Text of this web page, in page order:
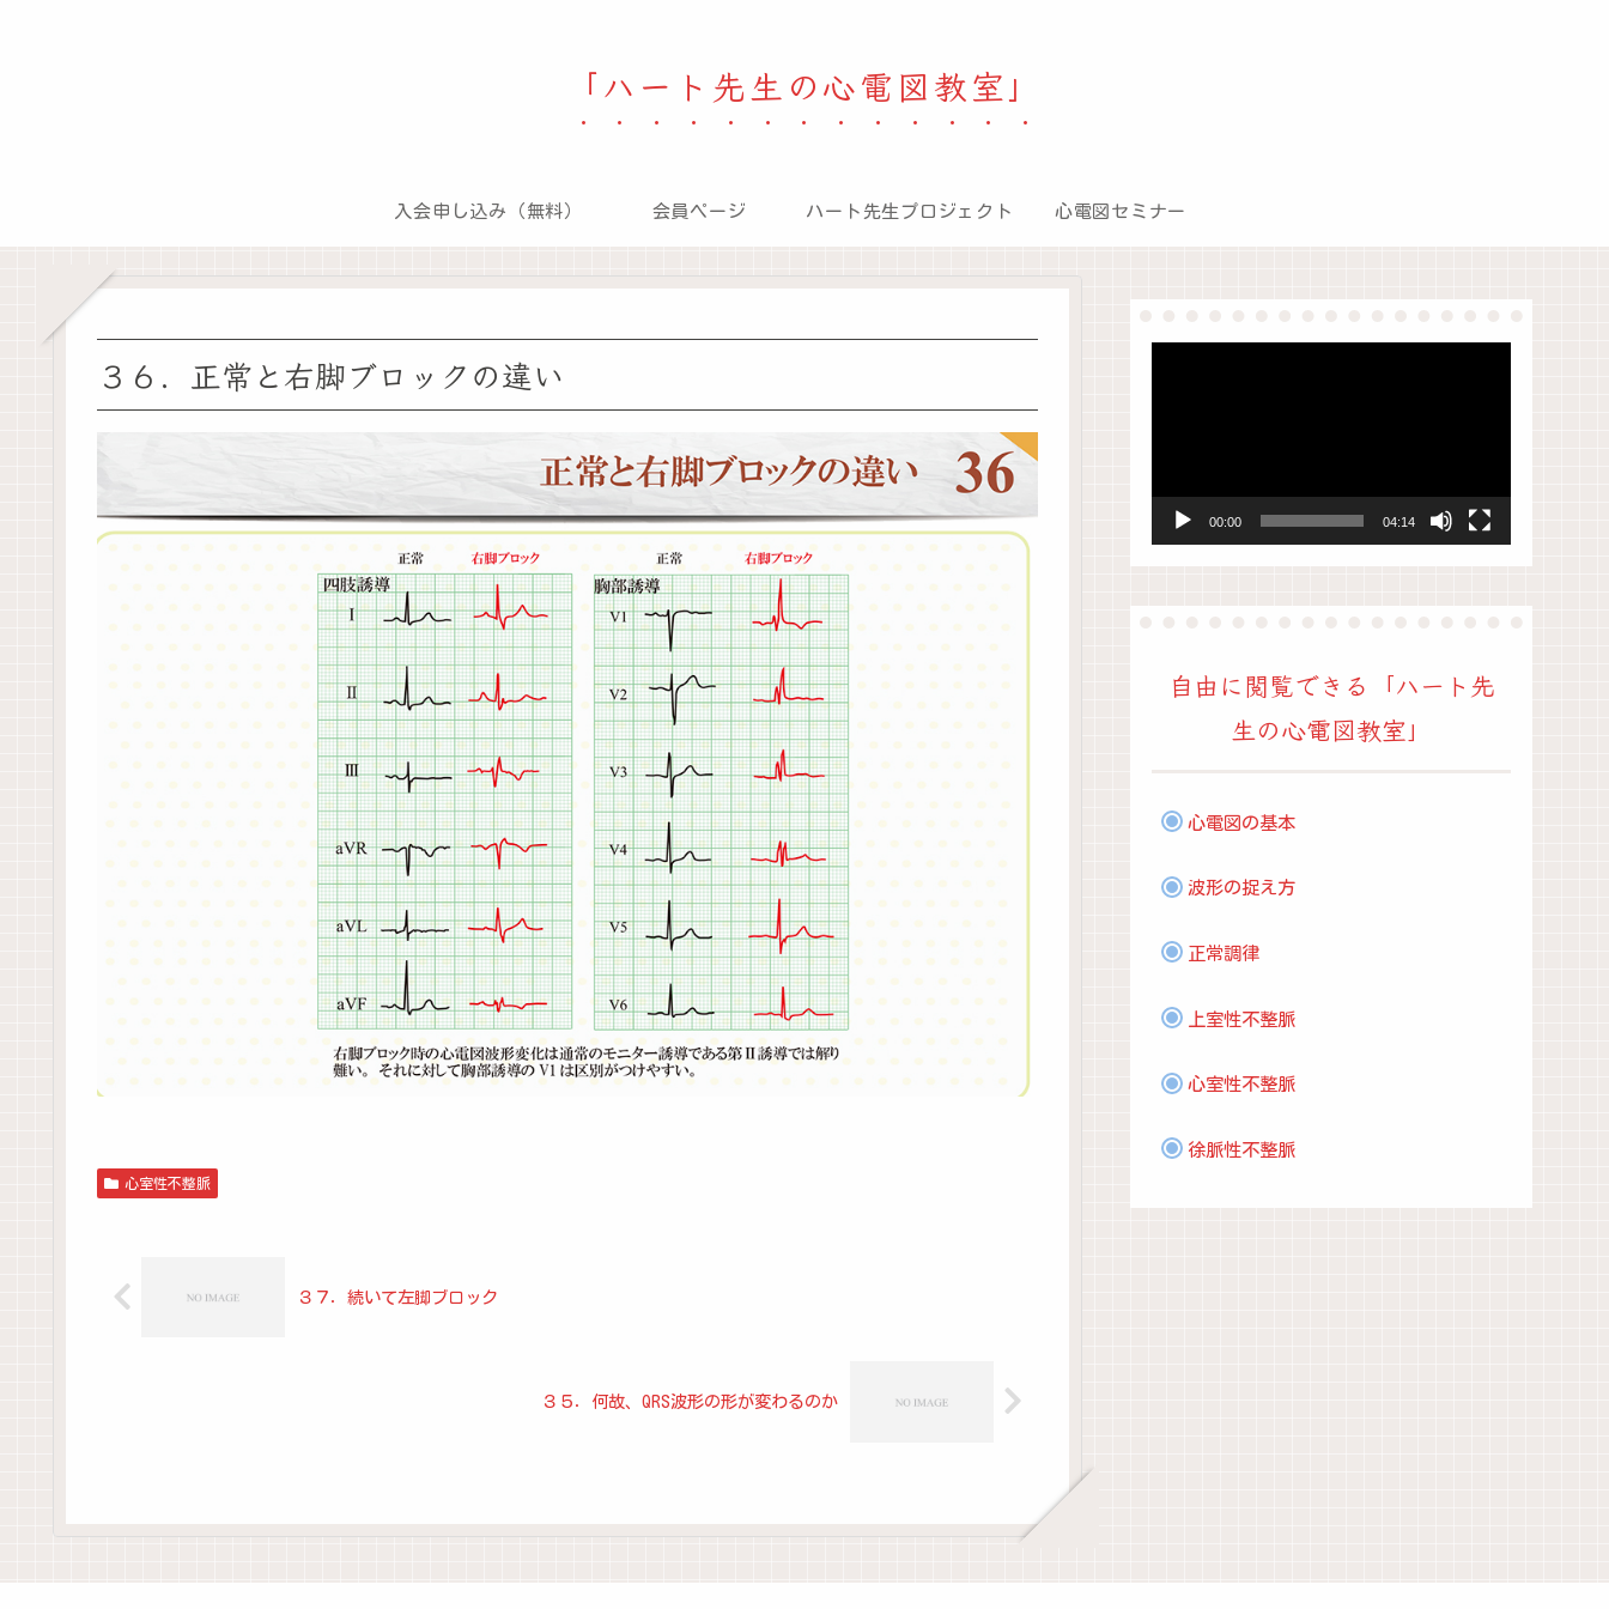
「ハート先生の心電図教室」
入会申し込み（無料） 会員ページ ハート先生プロジェクト 心電図セミナー
３６．正常と右脚ブロックの違い
心室性不整脈
３７．続いて左脚ブロック
３５．何故、QRS波形の形が変わるのか
00:00 04:14
自由に閲覧できる「ハート先
生の心電図教室」
心電図の基本
波形の捉え方
正常調律
上室性不整脈
心室性不整脈
徐脈性不整脈